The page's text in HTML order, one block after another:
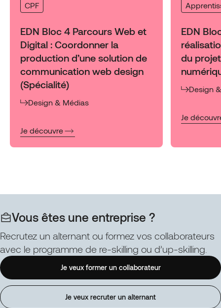
CPF
EDN Bloc 4 Parcours Web et
Digital : Coordonner la
production d’une solution de
communication web design
(Spécialité)
Design & Médias
Je découvre
:
et
Coordonner
la
production
d’une
communication
EDN
du
Design
Je
:
3
de
design
numérique
Vous êtes une entreprise ?
Recrutez un alternant ou formez vos collaborateurs
avec le programme de re-skilling ou d’up-skilling.
Je veux former un collaborateur
Je veux recruter un alternant